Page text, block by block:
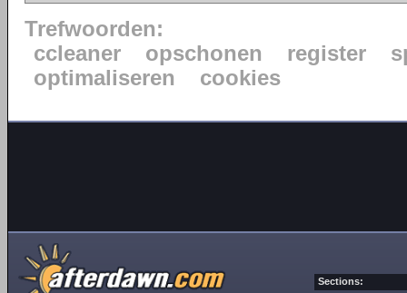
Trefwoorden:
ccleaner
opschonen register
optimaliseren
cookies
Sections: